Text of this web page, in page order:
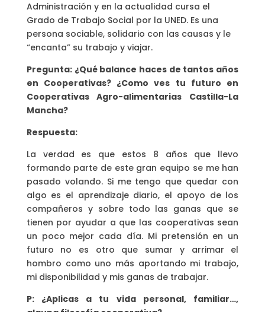
Administración y en la actualidad cursa el
Grado de Trabajo Social por la UNED. Es una
persona sociable, solidario con las causas y le
“encanta” su trabajo y viajar.
Pregunta: ¿Qué balance haces de tantos años
en Cooperativas? ¿Como ves tu futuro en
Cooperativas Agro-alimentarias Castilla-La
Mancha?
Respuesta:
La verdad es que estos 8 años que llevo
formando parte de este gran equipo se me han
pasado volando. Si me tengo que quedar con
algo es el aprendizaje diario, el apoyo de los
compañeros y sobre todo las ganas que se
tienen por ayudar a que las cooperativas sean
un poco mejor cada día. Mi pretensión en un
futuro no es otro que sumar y arrimar el
hombro como uno más aportando mi trabajo,
mi disponibilidad y mis ganas de trabajar.
P: ¿Aplicas a tu vida personal, familiar…,